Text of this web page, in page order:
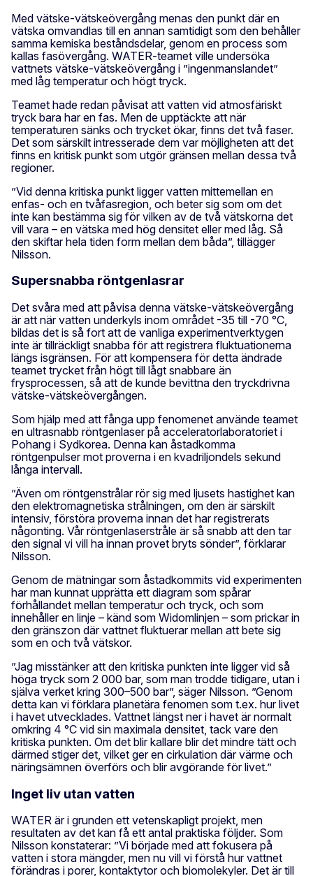
Med vätske-vätskeövergång menas den punkt där en
vätska omvandlas till en annan samtidigt som den behåller
samma kemiska beståndsdelar, genom en process som
kallas fasövergång. WATER-teamet ville undersöka
vattnets vätske-vätskeövergång i ”ingenmanslandet”
med låg temperatur och högt tryck.
Teamet hade redan påvisat att vatten vid atmosfäriskt
tryck bara har en fas. Men de upptäckte att när
temperaturen sänks och trycket ökar, finns det två faser.
Det som särskilt intresserade dem var möjligheten att det
finns en kritisk punkt som utgör gränsen mellan dessa två
regioner.
”Vid denna kritiska punkt ligger vatten mittemellan en
enfas- och en tvåfasregion, och beter sig som om det
inte kan bestämma sig för vilken av de två vätskorna det
vill vara – en vätska med hög densitet eller med låg. Så
den skiftar hela tiden form mellan dem båda”, tillägger
Nilsson.
Supersnabba röntgenlasrar
Det svåra med att påvisa denna vätske-vätskeövergång
är att när vatten underkyls inom området -35 till -70 °C,
bildas det is så fort att de vanliga experimentverktygen
inte är tillräckligt snabba för att registrera fluktuationerna
längs isgränsen. För att kompensera för detta ändrade
teamet trycket från högt till lågt snabbare än
frysprocessen, så att de kunde bevittna den tryckdrivna
vätske-vätskeövergången.
Som hjälp med att fånga upp fenomenet använde teamet
en ultrasnabb röntgenlaser på acceleratorlaboratoriet i
Pohang i Sydkorea. Denna kan åstadkomma
röntgenpulser mot proverna i en kvadriljondels sekund
långa intervall.
”Även om röntgenstrålar rör sig med ljusets hastighet kan
den elektromagnetiska strålningen, om den är särskilt
intensiv, förstöra proverna innan det har registrerats
någonting. Vår röntgenlaserstråle är så snabb att den tar
den signal vi vill ha innan provet bryts sönder”, förklarar
Nilsson.
Genom de mätningar som åstadkommits vid experimenten
har man kunnat upprätta ett diagram som spårar
förhållandet mellan temperatur och tryck, och som
innehåller en linje – känd som Widomlinjen – som prickar in
den gränszon där vattnet fluktuerar mellan att bete sig
som en och två vätskor.
”Jag misstänker att den kritiska punkten inte ligger vid så
höga tryck som 2 000 bar, som man trodde tidigare, utan i
själva verket kring 300–500 bar”, säger Nilsson. ”Genom
detta kan vi förklara planetära fenomen som t.ex. hur livet
i havet utvecklades. Vattnet längst ner i havet är normalt
omkring 4 °C vid sin maximala densitet, tack vare den
kritiska punkten. Om det blir kallare blir det mindre tätt och
därmed stiger det, vilket ger en cirkulation där värme och
näringsämnen överförs och blir avgörande för livet.”
Inget liv utan vatten
WATER är i grunden ett vetenskapligt projekt, men
resultaten av det kan få ett antal praktiska följder. Som
Nilsson konstaterar: ”Vi började med att fokusera på
vatten i stora mängder, men nu vill vi förstå hur vattnet
förändras i porer, kontaktytor och biomolekyler. Det är till